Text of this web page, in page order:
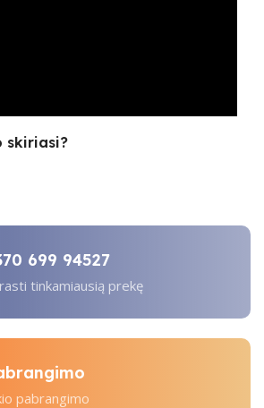
skiriasi?
699 94527
tinkamiausią prekę
pabrangimo